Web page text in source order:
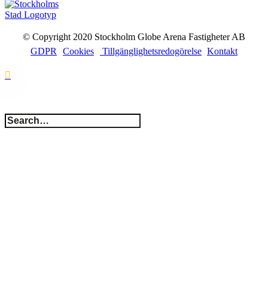
© Copyright 2020 Stockholm Globe Arena Fastigheter AB
GDPR
Cookies Tillgänglighetsredogörelse Kontakt